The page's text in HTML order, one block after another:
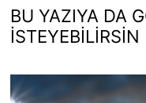
BU YAZIYA DA
İSTEYEBILIRSIN